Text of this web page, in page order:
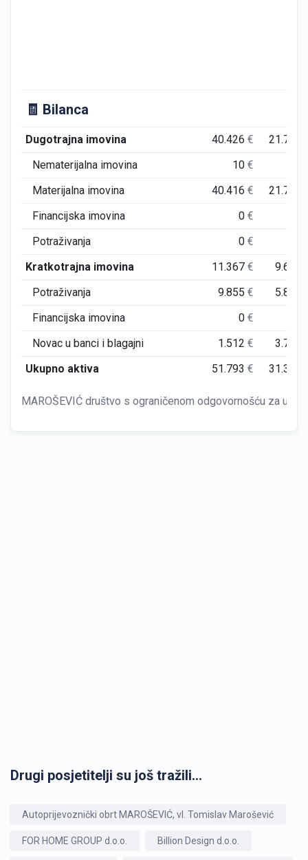
🧾 Bilanca
Dugotrajna imovina 40.426€ 21.710
Nematerijalna imovina
10€
Materijalna imovina
40.416€ 21.710
Financijska imovina
0€
Potraživanja
0€
Kratkotrajna imovina
11.367€ 9.662
Potraživanja
9.855€ 5.895
Financijska imovina
0€
Novac u banci i blagajni
1.512€ 3.767
Ukupno aktiva
51.793€ 31.372
MAROŠEVIĆ društvo s ograničenom odgovornošću za
Drugi posjetitelji su još tražili...
Autoprijevoznički obrt MAROŠEVIĆ, vl. Tomislav Marošević
FOR HOME GROUP d.o.o. Billion Design d.o.o.